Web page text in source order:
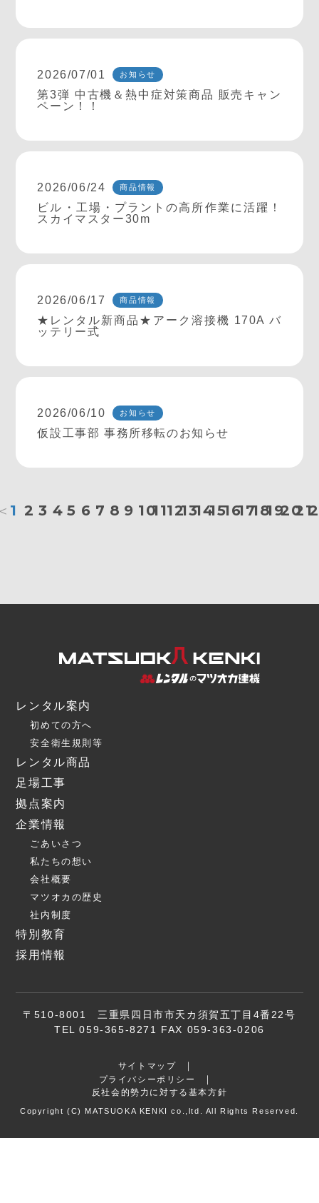
2026/07/01 お知らせ
第3弾 中古機＆熱中症対策商品 販売キャン
ペーン！！
2026/06/24 商品情報
ビル・工場・プラントの高所作業に活躍！
スカイマスター30m
2026/06/17 商品情報
★レンタル新商品★アーク溶接機 170A バ
ッテリー式
2026/06/10 お知らせ
仮設工事部 事務所移転のお知らせ
1 2 3 4 5 6 7 8 9 101112131415161718192021
レンタル案内
初めての方へ
安全衛生規則等
レンタル商品
足場工事
拠点案内
企業情報
ごあいさつ
私たちの想い
会社概要
マツオカの歴史
社内制度
特別教育
採用情報
〒510-8001 三重県四日市市天カ須賀五丁目4番22号
TEL 059-365-8271 FAX 059-363-0206
サイトマップ
プライバシーポリシー
反社会的勢力に対する基本方針
Copyright (C) MATSUOKA KENKI co.,ltd. All Rights Reserved.